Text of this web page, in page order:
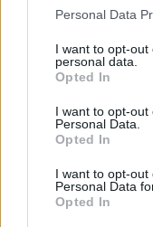
Personal Data
I want to opt-
personal data.
Opted In
I want to opt-out
Personal Data.
Opted In
I want to opt-
Personal Data
Opted In
obbligatori per
Eppure per
sperimentali, non
anamnesi del
spiacevoli
verificarsi, basta